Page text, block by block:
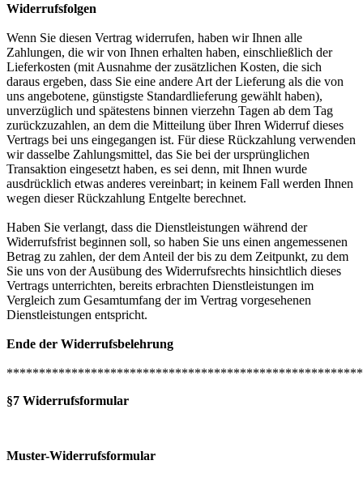
Widerrufsfolgen
Wenn Sie diesen Vertrag widerrufen, haben wir Ihnen alle
Zahlungen, die wir von Ihnen erhalten haben, einschließlich der
Lieferkosten (mit Ausnahme der zusätzlichen Kosten, die sich
daraus ergeben, dass Sie eine andere Art der Lieferung als die von
uns angebotene, günstigste Standardlieferung gewählt haben),
unverzüglich und spätestens binnen vierzehn Tagen ab dem Tag
zurückzuzahlen, an dem die Mitteilung über Ihren Widerruf dieses
Vertrags bei uns eingegangen ist. Für diese Rückzahlung verwenden
wir dasselbe Zahlungsmittel, das Sie bei der ursprünglichen
Transaktion eingesetzt haben, es sei denn, mit Ihnen wurde
ausdrücklich etwas anderes vereinbart; in keinem Fall werden Ihnen
wegen dieser Rückzahlung Entgelte berechnet.
Haben Sie verlangt, dass die Dienstleistungen während der
Widerrufsfrist beginnen soll, so haben Sie uns einen angemessenen
Betrag zu zahlen, der dem Anteil der bis zu dem Zeitpunkt, zu dem
Sie uns von der Ausübung des Widerrufsrechts hinsichtlich dieses
Vertrags unterrichten, bereits erbrachten Dienstleistungen im
Vergleich zum Gesamtumfang der im Vertrag vorgesehenen
Dienstleistungen entspricht.
Ende der Widerrufsbelehrung
§7 Widerrufsformular
Muster-Widerrufsformular